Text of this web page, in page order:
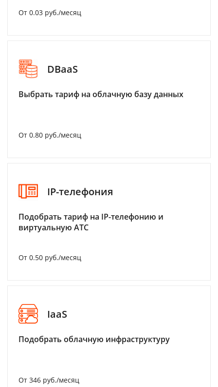
От 0.03 руб./месяц
DBaaS
Выбрать тариф на облачную базу данных
От 0.80 руб./месяц
IP-телефония
Подобрать тариф на IP-телефонию и
виртуальную АТС
От 0.50 руб./месяц
IaaS
Подобрать облачную инфраструктуру
От 346 руб./месяц